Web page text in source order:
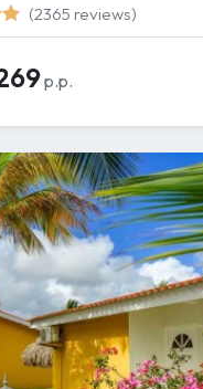
(2365 reviews)
p.p.